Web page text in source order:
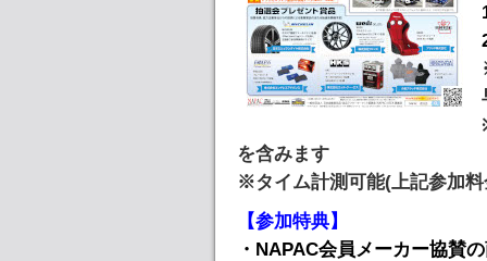
を含みます
※タイム計測可能(上記参加
【参加特典】
・NAPAC会員メーカー協賛